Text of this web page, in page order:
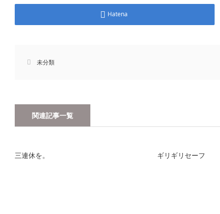
Hatena
未分類
関連記事一覧
三連休を。 ギリギリセーフ